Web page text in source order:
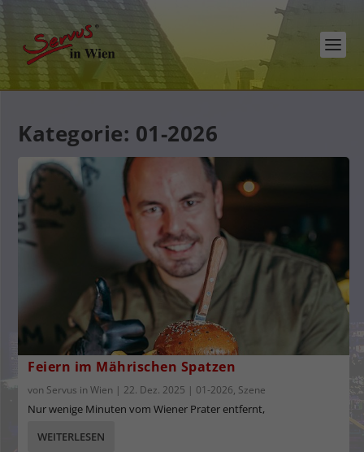
Kategorie: 01-2026
Feiern im Mährischen Spatzen
von Servus in Wien | 22. Dez. 2025 | 01-2026, Szene
Nur wenige Minuten vom Wiener Prater entfernt,
WEITERLESEN